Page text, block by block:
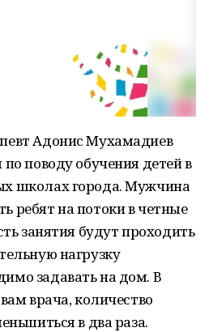
Адонис Мухамадиев
поводу обучения детей в
школах города. Мужчина
ребят на потоки в четные
занятия будут проходить
нагрузку
задавать на дом. В
врача, количество
в два раза.